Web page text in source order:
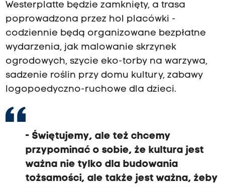
Westerplatte będzie zamknięty, a trasa
poprowadzona przez hol placówki -
codziennie będą organizowane bezpłatne
wydarzenia, jak malowanie skrzynek
ogrodowych, szycie eko-torby na warzywa,
sadzenie roślin przy domu kultury, zabawy
logopoedyczno-ruchowe dla dzieci.
- Świętujemy, ale też chcemy
przypominać o sobie, że kultura jest
ważna nie tylko dla budowania
tożsamości, ale także jest ważna, żeby